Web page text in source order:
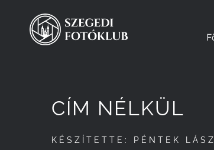
Kihagyás
CÍM NÉLKÜL
KÉSZÍTETTE: PÉNTEK